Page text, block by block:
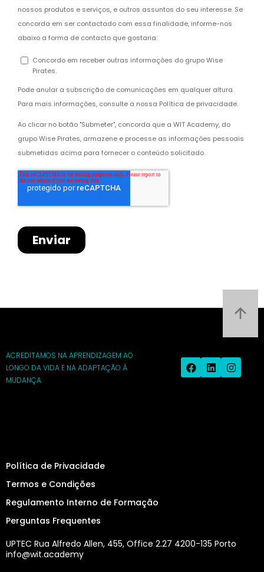
ACREDITAMOS NA APRENDIZAGEM AO
LONGO DA VIDA E NA ADAPTAÇÃO À
MUDANÇA.
Política de Privacidade
Termos e Condições
Regulamento Interno de Formação
Perguntas Frequentes
UPTEC Rua Alfredo Allen, 455, Office 2.27 4200-135 Porto
info@wit.academy